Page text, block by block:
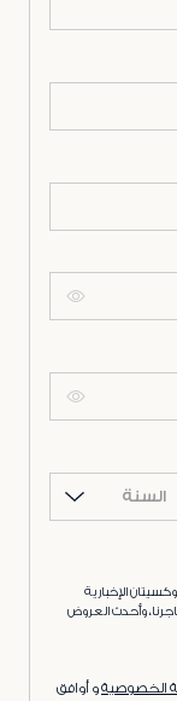
السنة
الإخبارية
وأحدث العروض
الخصوصيةو أوافق